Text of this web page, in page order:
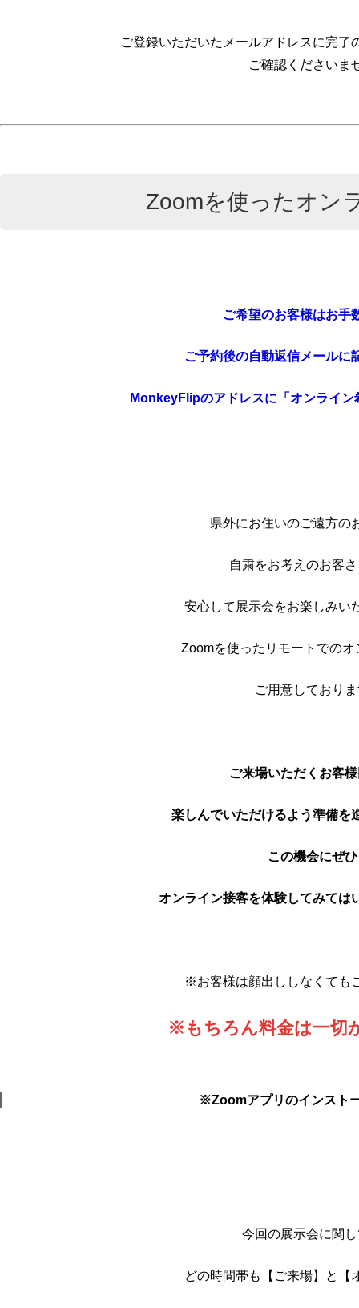
ご登録いただいたメールアドレスに完了
ご確認くださいま
Zoomを使ったオン
ご希望のお客様はお手
ご予約後の自動返信メールに
MonkeyFlipのアドレスに「オンライン
県外にお住いのご遠方の
自粛をお考えのお客
安心して展示会をお楽しみい
Zoomを使ったリモートでのオ
ご用意しており
ご来場いただくお客
楽しんでいただけるよう準備を
この機会にぜひ
オンライン接客を体験してみては
※お客様は顔出ししなくても
※もちろん料金は一切
※Zoomアプリのインスト
今回の展示会に関
どの時間帯も【ご来場】と【